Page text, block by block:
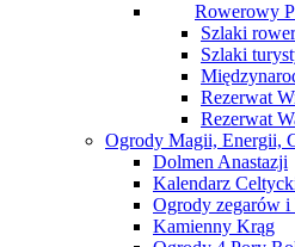
Rowerowy
Szlaki
Szlaki
Rezerwat
Rezerwat
Ogrody Magii, Energii,
Dolmen Anastazji
Kalendarz
Ogrody zegarów i
Kamienny Krąg